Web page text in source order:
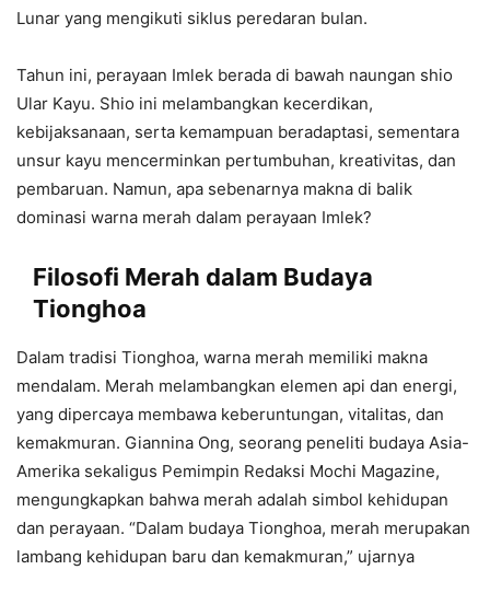
Lunar yang mengikuti siklus peredaran bulan.
Tahun ini, perayaan Imlek berada di bawah naungan shio
Ular Kayu. Shio ini melambangkan kecerdikan,
kebijaksanaan, serta kemampuan beradaptasi, sementara
unsur kayu mencerminkan pertumbuhan, kreativitas, dan
pembaruan. Namun, apa sebenarnya makna di balik
dominasi warna merah dalam perayaan Imlek?
Filosofi Merah dalam Budaya
Tionghoa
Dalam tradisi Tionghoa, warna merah memiliki makna
mendalam. Merah melambangkan elemen api dan energi,
yang dipercaya membawa keberuntungan, vitalitas, dan
kemakmuran. Giannina Ong, seorang peneliti budaya Asia-
Amerika sekaligus Pemimpin Redaksi Mochi Magazine,
mengungkapkan bahwa merah adalah simbol kehidupan
dan perayaan. “Dalam budaya Tionghoa, merah merupakan
lambang kehidupan baru dan kemakmuran,” ujarnya